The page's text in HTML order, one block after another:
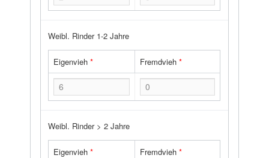
Weibl. Rinder 1-2 Jahre
Eigenvieh* Fremdvieh*
Weibl. Rinder > 2 Jahre
Eigenvieh* Fremdvieh*